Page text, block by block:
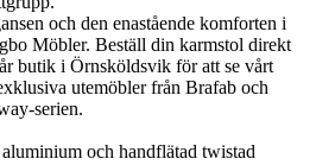
och den enastående komforten i
Möbler. Beställ din karmstol direkt
butik i Örnsköldsvik för att se vårt
utemöbler från Brafab och
serien.
och handflätad twistad